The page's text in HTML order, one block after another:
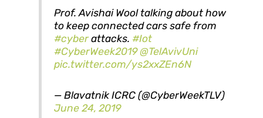
Prof. Avishai Wool talking about how
to keep connected cars safe from
#cyberattacks.#Iot
#CyberWeek2019 @TelAvivUni
pic.twitter.com/ys2xxZEn6N
— Blavatnik ICRC (@CyberWeekTLV)
June 24, 2019